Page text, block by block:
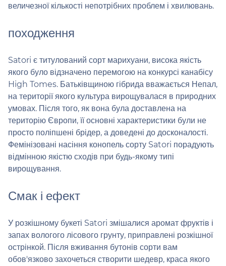
величезної кількості непотрібних проблем і хвилювань.
походження
Satori є титулований сорт марихуани, висока якість
якого було відзначено перемогою на конкурсі канабісу
High Tomes. Батьківщиною гібрида вважається Непал,
на території якого культура вирощувалася в природних
умовах. Після того, як вона була доставлена ​​на
територію Європи, її основні характеристики були не
просто поліпшені брідер, а доведені до досконалості.
Фемінізовані насіння конопель сорту Satori порадують
відмінною якістю сходів при будь-якому типі
вирощування.
Смак і ефект
У розкішному букеті Satori змішалися аромат фруктів і
запах вологого лісового грунту, приправлені розкішної
острінкой. Після вживання бутонів сорти вам
обов'язково захочеться створити шедевр, краса якого